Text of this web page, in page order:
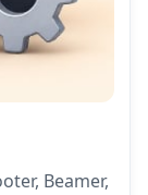
Beamer,